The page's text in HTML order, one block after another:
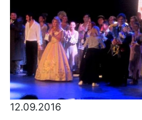
12.09.2016